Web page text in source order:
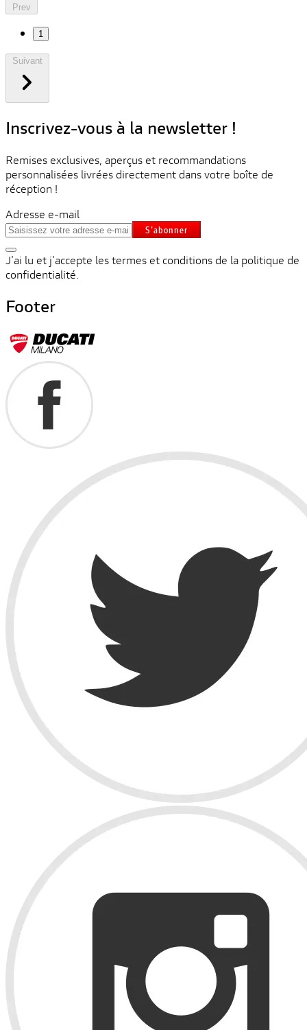
Prev
1
Inscrivez-vous à la newsletter !
Remises exclusives, aperçus et recommandations
personnalisées livrées directement dans votre boîte de
réception !
Adresse e-mail
S'abonner
J'ai lu et j'accepte les termes et conditions de la politique de
confidentialité.
Footer